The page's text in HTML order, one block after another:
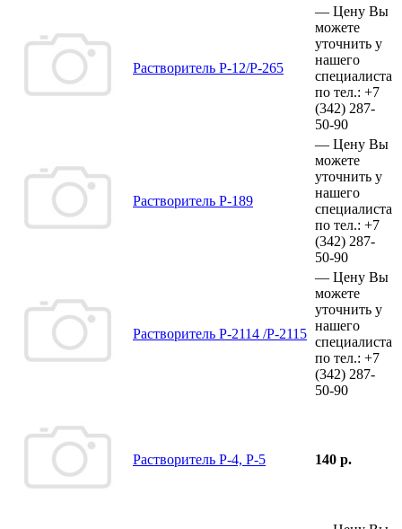
Растворитель Р-12/Р-265
— Цену Вы
можете
уточнить у
нашего
специалиста
по тел.: +7
(342) 287-
50-90
Растворитель Р-189
— Цену Вы
можете
уточнить у
нашего
специалиста
по тел.: +7
(342) 287-
50-90
Растворитель Р-2114 /Р-2115
— Цену Вы
можете
уточнить у
нашего
специалиста
по тел.: +7
(342) 287-
50-90
Растворитель Р-4, Р-5 140 р.